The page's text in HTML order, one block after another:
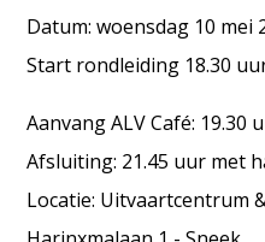
Datum: woensdag 10 mei
Start rondleiding 18.30
Aanvang ALV Café: 19.30
Afsluiting: 21.45 uur met
Locatie: Uitvaartcentrum